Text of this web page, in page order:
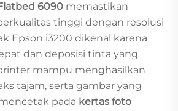
6090 memastikan
tinggi dengan resolusi
Epson i3200 dikenal karena
dan deposisi tinta yang
mampu menghasilkan
tajam, serta gambar yang
pada kertas foto